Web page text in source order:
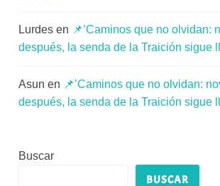
Lurdes en 📌’Caminos que no olvidan:
después, la senda de la Traición sigue
Asun en 📌’Caminos que no olvidan:
después, la senda de la Traición sigue
Buscar
BUSCAR